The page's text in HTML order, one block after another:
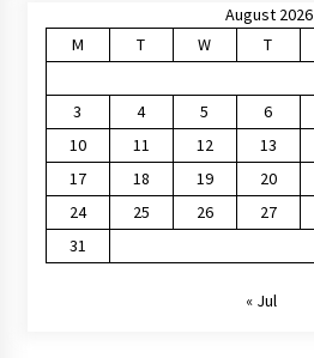
August 2026
M
T W T
3
4 5 6
10
11 12 13
17
18 19 20
24
25 26 27
31
« Jul